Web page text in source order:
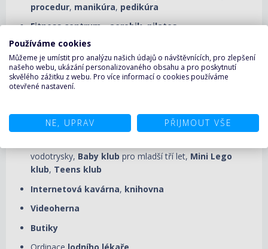
procedur, manikúra, pedikúra
Fitness centrum - aerobik, pilates,
spinning a vodní spinning
míru, kvalifikovaný osobní trenér
Dráha na jogging, venkovní hřiště na basketbal,
fotbal a volejbal,
Minigolf, mini bowling
vodotrysky, Baby klub pro mladší tří let, Mini Lego
klub, Teens klub
Internetová kavárna, knihovna
Videoherna
Butiky
Používáme cookies
Můžeme je umístit pro analýzu našich údajů o návštěvnících, pro zlepšení
našeho webu, ukázání personalizovaného obsahu a pro poskytnutí
skvělého zážitku z webu. Pro více informací o cookies používáme
otevřené nastavení.
NE, UPRAV PŘIJMOUT VŠE